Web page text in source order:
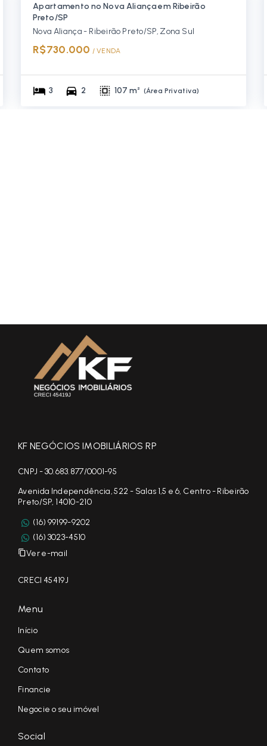
Apartamento no Nova Aliança em Ribeirão
Preto/SP
Nova Aliança - Ribeirão Preto/SP, Zona Sul
R$730.000 / VENDA
3 2 107 m² (Área Privativa)
KF NEGÓCIOS IMOBILIÁRIOS RP
CNPJ - 30.683.877/0001-95
Avenida Independência, 522 - Salas 1,5 e 6, Centro - Ribeirão
Preto/SP, 14010-210
(16) 99199-9202
(16) 3023-4510
Ver e-mail
CRECI 45419J
Menu
Início
Quem somos
Contato
Financie
Negocie o seu imóvel
Social